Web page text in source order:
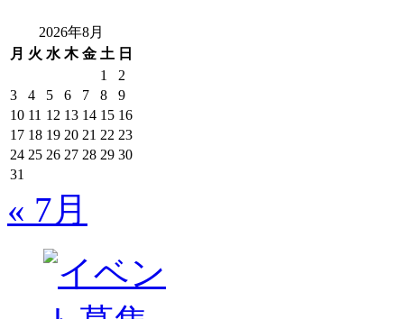
2026年8月
月 火 水 木 金 土 日
1
2
3
4 5 6 7 8
9
10 11 12 13 14 15 16
17 18 19 20 21 22 23
24 25 26 27 28 29 30
31
« 7月